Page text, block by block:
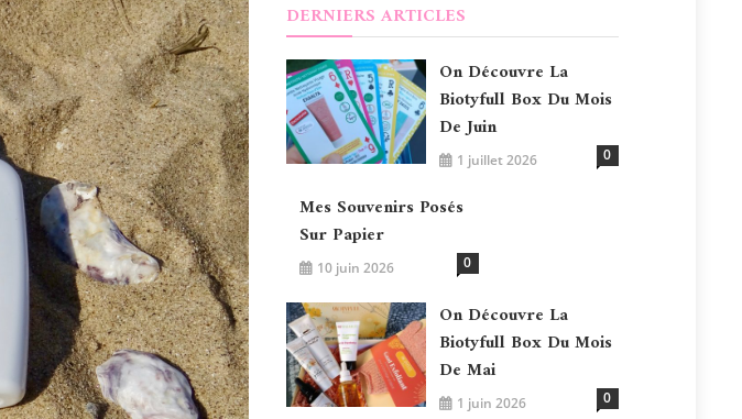
DERNIERS ARTICLES
On Découvre La
Biotyfull Box Du Mois
De Juin
1 juillet 2026 0
Mes Souvenirs Posés
Sur Papier
10 juin 2026 0
On Découvre La
Biotyfull Box Du Mois
De Mai
1 juin 2026 0